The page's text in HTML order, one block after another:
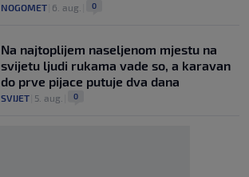
NOGOMET 6. aug. 0
Na najtoplijem naseljenom mjestu na
svijetu ljudi rukama vade so, a karavan
do prve pijace putuje dva dana
SVIJET 5. aug. 0